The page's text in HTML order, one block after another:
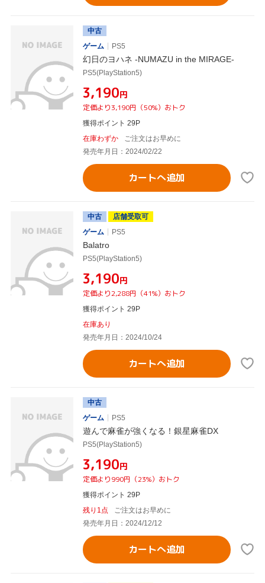
中古
ゲーム
PS5
幻日のヨハネ -NUMAZU in the MIRAGE-
PS5(PlayStation5)
¥3,190円
定価より3,190円（50%）おトク
獲得ポイント 29P
在庫わずか
ご注文はお早めに
発売年月日：2024/02/22
カートへ追加
中古
店舗受取可
ゲーム
PS5
Balatro
PS5(PlayStation5)
¥3,190円
定価より2,288円（41%）おトク
獲得ポイント 29P
在庫あり
発売年月日：2024/10/24
カートへ追加
中古
ゲーム
PS5
遊んで麻雀が強くなる！銀星麻雀DX
PS5(PlayStation5)
¥3,190円
定価より990円（23%）おトク
獲得ポイント 29P
残り1点
ご注文はお早めに
発売年月日：2024/12/12
カートへ追加